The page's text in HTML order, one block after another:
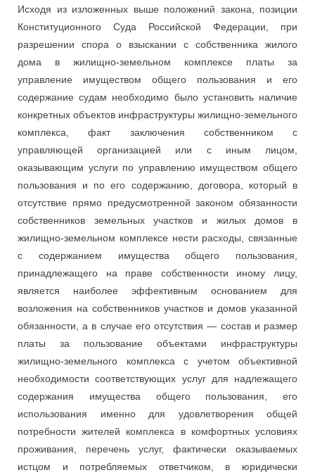
Исходя из изложенных выше положений закона, позиции
Конституционного Суда Российской Федерации, при
разрешении спора о взыскании с собственника жилого
дома в жилищно-земельном комплексе платы за
управление имуществом общего пользования и его
содержание судам необходимо было установить наличие
конкретных объектов инфраструктуры жилищно-земельного
комплекса, факт заключения собственником с
управляющей организацией или с иным лицом,
оказывающим услуги по управлению имуществом общего
пользования и по его содержанию, договора, который в
отсутствие прямо предусмотренной законом обязанности
собственников земельных участков и жилых домов в
жилищно-земельном комплексе нести расходы, связанные
с содержанием имущества общего пользования,
принадлежащего на праве собственности иному лицу,
является наиболее эффективным основанием для
возложения на собственников участков и домов указанной
обязанности, а в случае его отсутствия — состав и размер
платы за пользование объектами инфраструктуры
жилищно-земельного комплекса с учетом объективной
необходимости соответствующих услуг для надлежащего
содержания имущества общего пользования, его
использования именно для удовлетворения общей
потребности жителей комплекса в комфортных условиях
проживания, перечень услуг, фактически оказываемых
истцом и потребляемых ответчиком, в юридически